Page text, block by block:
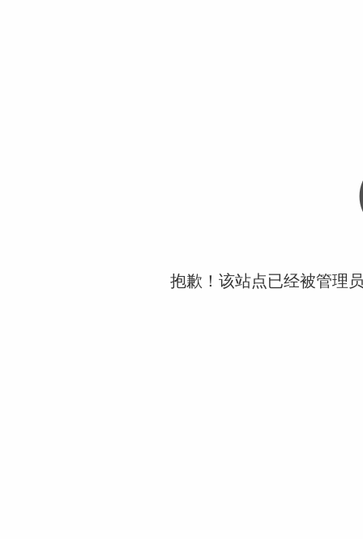
抱歉！该站点已经被管理